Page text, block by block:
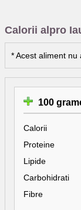
Calorii alpro
* Acest aliment nu
100
Calorii
Proteine
Lipide
Carbohidrati
Fibre